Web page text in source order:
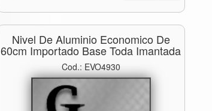
Nivel De Aluminio Economico De
60cm Importado Base Toda Imantada
Cod.: EVO4930